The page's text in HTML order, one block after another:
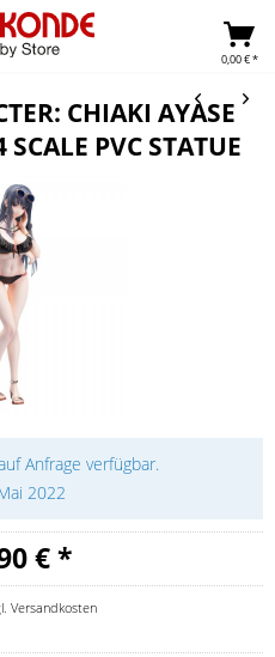
0,00 € *
CHIAKI AYASE
PVC STATUE
Anfrage verfügbar.
2022
€ *
Versandkosten